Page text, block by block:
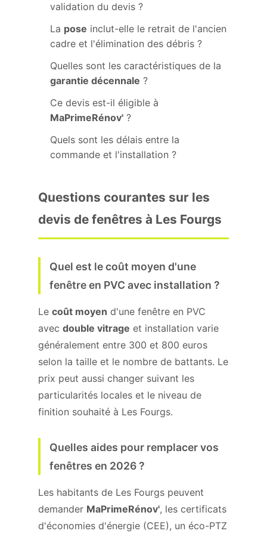
validation du devis ?
La pose inclut-elle le retrait de l'ancien
cadre et l'élimination des débris ?
Quelles sont les caractéristiques de la
garantie décennale ?
Ce devis est-il éligible à
MaPrimeRénov' ?
Quels sont les délais entre la
commande et l'installation ?
Questions courantes sur les
devis de fenêtres à Les Fourgs
Quel est le coût moyen d'une
fenêtre en PVC avec installation ?
Le coût moyen d'une fenêtre en PVC
avec double vitrage et installation varie
généralement entre 300 et 800 euros
selon la taille et le nombre de battants. Le
prix peut aussi changer suivant les
particularités locales et le niveau de
finition souhaité à Les Fourgs.
Quelles aides pour remplacer vos
fenêtres en 2026 ?
Les habitants de Les Fourgs peuvent
demander MaPrimeRénov', les certificats
d'économies d'énergie (CEE), un éco-PTZ